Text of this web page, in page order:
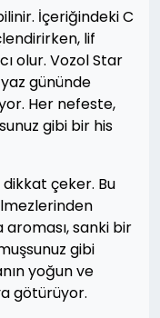
İçeriğindeki C
lif
olur. Vozol Star
gününde
Her nefeste,
gibi bir his
çeker. Bu
sanki bir
gibi
yoğun ve
götürüyor.